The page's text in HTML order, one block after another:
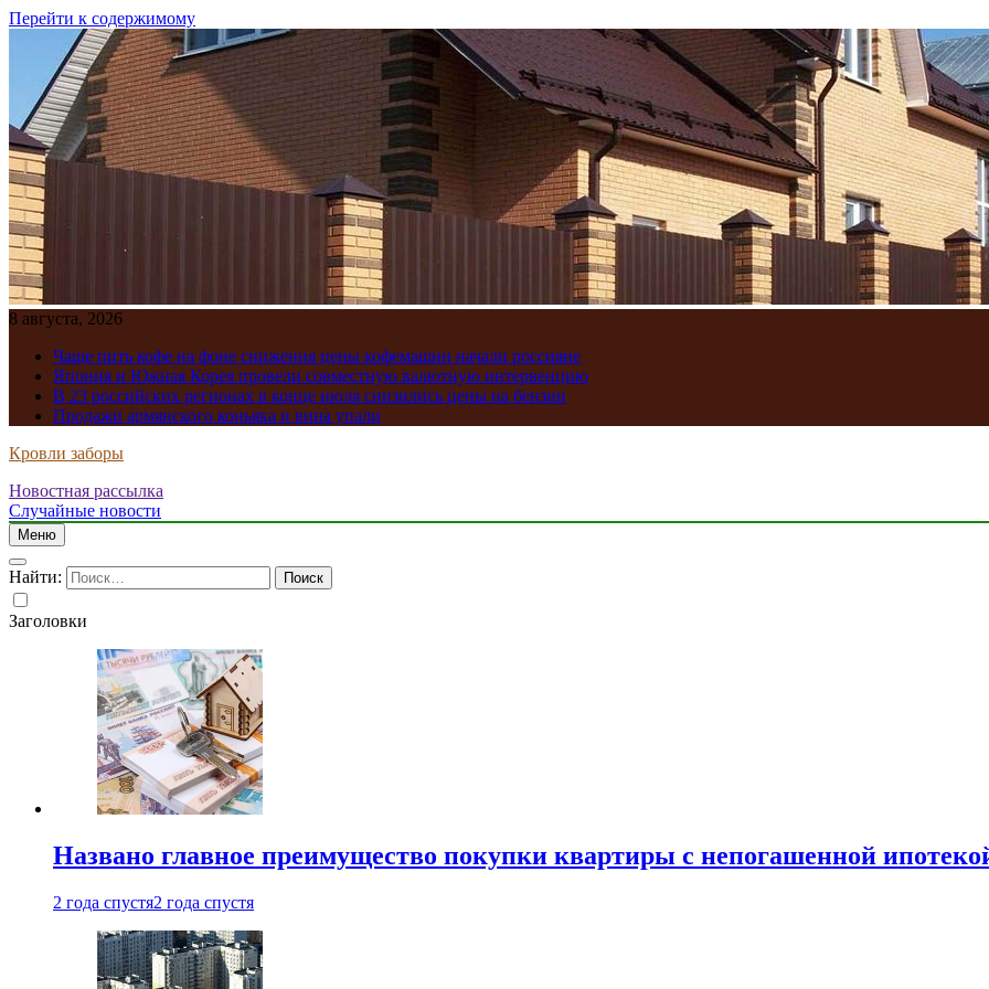
Перейти к содержимому
8 августа, 2026
Чаще пить кофе на фоне снижения цены кофемашин начали россияне
Япония и Южная Корея провели совместную валютную интервенцию
В 23 российских регионах в конце июля снизились цены на бензин
Продажи армянского коньяка и вина упали
Кровли заборы
Новостная рассылка
Случайные новости
Меню
Найти:
Заголовки
Названо главное преимущество покупки квартиры с непогашенной
2 года спустя2 года спустя